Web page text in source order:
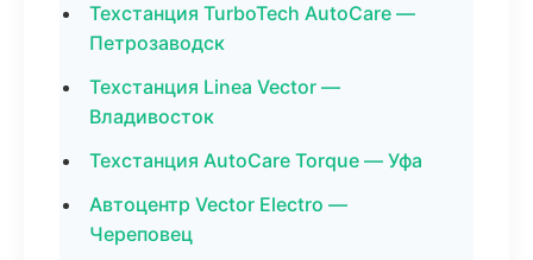
Техстанция TurboTech AutoCare —
Петрозаводск
Техстанция Linea Vector —
Владивосток
Техстанция AutoCare Torque — Уфа
Автоцентр Vector Electro —
Череповец